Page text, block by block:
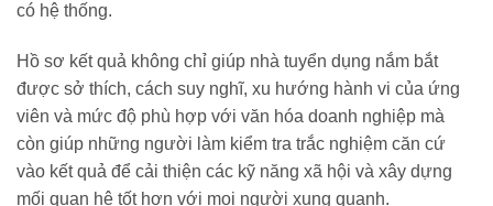
có hệ thống.
Hồ sơ kết quả không chỉ giúp nhà tuyển dụng nắm bắt
được sở thích, cách suy nghĩ, xu hướng hành vi của ứng
viên và mức độ phù hợp với văn hóa doanh nghiệp mà
còn giúp những người làm kiểm tra trắc nghiệm căn cứ
vào kết quả để cải thiện các kỹ năng xã hội và xây dựng
mối quan hệ tốt hơn với mọi người xung quanh.